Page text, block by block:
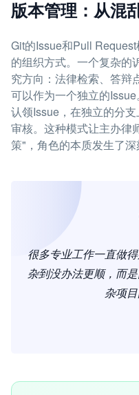
版本管理：从混
Git的Issue和Pull
的组织方式。一个复杂的
究方向：法律检索、答
可以作为一个独立的
认领Issue，在独立的分
审核。这种模式让主办律
策"，角色的本质发生了深
很多专业工作一直做
杂到没办法更顺，而
杂项